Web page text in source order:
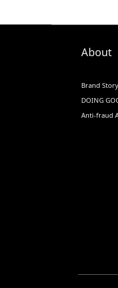
About
Brand Story
DOING
Anti-fraud